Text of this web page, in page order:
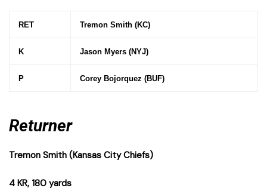
RET Tremon Smith (KC)
K Jason Myers (NYJ)
P Corey Bojorquez (BUF)
Returner
Tremon Smith (Kansas City Chiefs)
4 KR, 180 yards